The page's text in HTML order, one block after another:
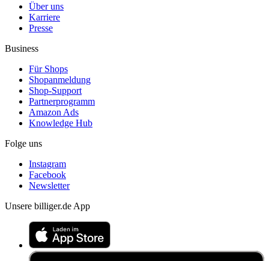
Über uns
Karriere
Presse
Business
Für Shops
Shopanmeldung
Shop-Support
Partnerprogramm
Amazon Ads
Knowledge Hub
Folge uns
Instagram
Facebook
Newsletter
Unsere billiger.de App